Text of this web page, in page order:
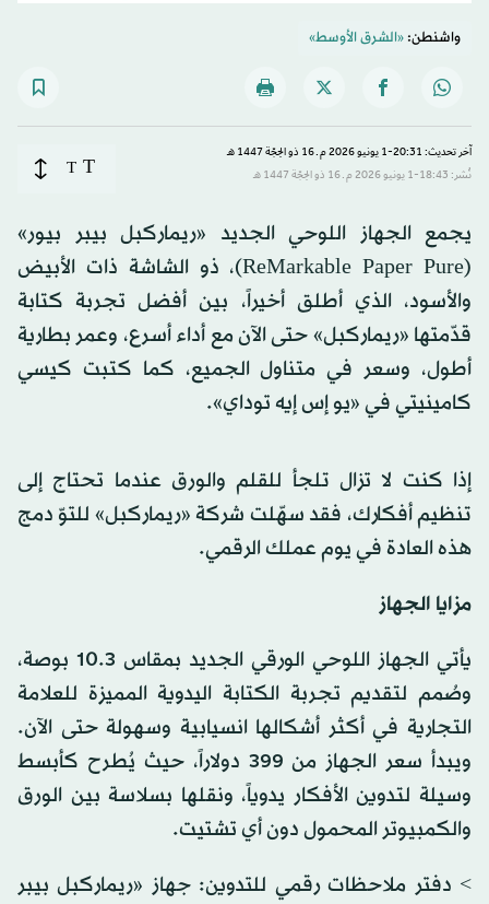
واشنطن:«الشرق الأوسط»
آخر تحديث: 20:31-1 يونيو 2026 م ـ 16 ذو الحِجّة 1447 هـ
نُشر: 18:43-1 يونيو 2026 م ـ 16 ذو الحِجّة 1447 هـ
T
T
يجمع الجهاز اللوحي الجديد «ريماركبل بيبر بيور»
(ReMarkable Paper Pure)، ذو الشاشة ذات الأبيض
والأسود، الذي أطلق أخيراً، بين أفضل تجربة كتابة
قدّمتها «ريماركبل» حتى الآن مع أداء أسرع، وعمر بطارية
أطول، وسعر في متناول الجميع، كما كتبت كيسي
كامينيتي في «يو إس إيه توداي».
إذا كنت لا تزال تلجأ للقلم والورق عندما تحتاج إلى
تنظيم أفكارك، فقد سهّلت شركة «ريماركبل» للتوّ دمج
هذه العادة في يوم عملك الرقمي.
مزايا الجهاز
يأتي الجهاز اللوحي الورقي الجديد بمقاس 10.3 بوصة،
وصُمم لتقديم تجربة الكتابة اليدوية المميزة للعلامة
التجارية في أكثر أشكالها انسيابية وسهولة حتى الآن.
ويبدأ سعر الجهاز من 399 دولاراً، حيث يُطرح كأبسط
وسيلة لتدوين الأفكار يدوياً، ونقلها بسلاسة بين الورق
والكمبيوتر المحمول دون أي تشتيت.
> دفتر ملاحظات رقمي للتدوين: جهاز «ريماركبل بيبر